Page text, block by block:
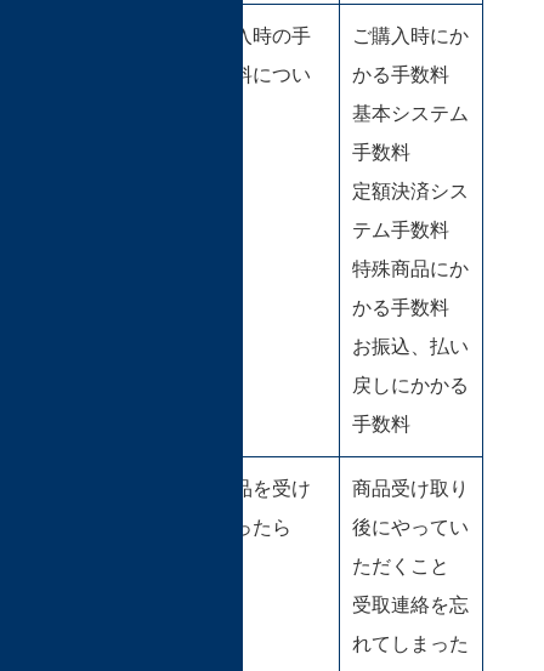
購入時の手
数料につい
ご購入時にか
かる手数料
基本システム
手数料
定額決済シス
テム手数料
特殊商品にか
かる手数料
お振込、払い
戻しにかかる
手数料
商品を受け
取ったら
商品受け取り
後にやってい
ただくこと
受取連絡を忘
れてしまった